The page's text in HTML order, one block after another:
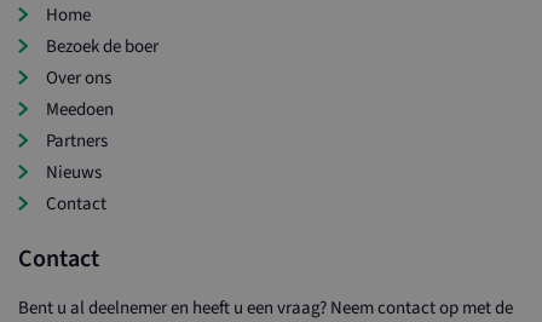
Home
Bezoek de boer
Over ons
Meedoen
Partners
Nieuws
Contact
Contact
Bent u al deelnemer en heeft u een vraag? Neem contact op met de